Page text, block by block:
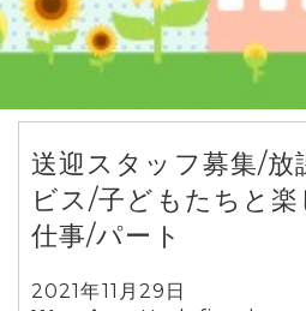
送迎スタッフ募集/放
ビス/子どもたちと
仕事/パート
2021年11月29日